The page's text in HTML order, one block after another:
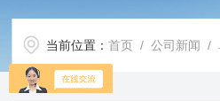
当前位置：首页 /公司新闻 /